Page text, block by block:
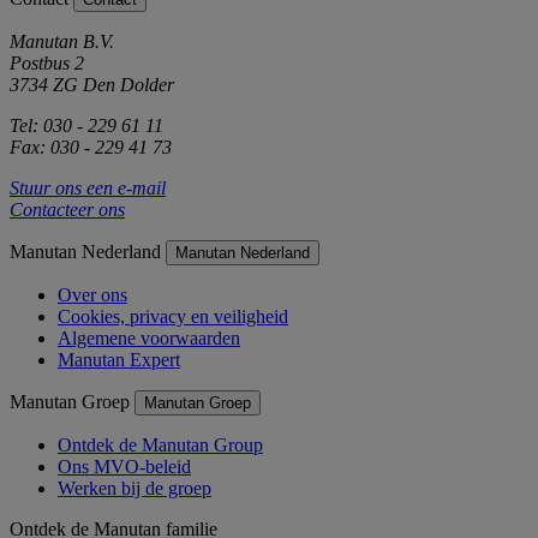
Manutan B.V.
Postbus 2
3734 ZG Den Dolder
Tel: 030 - 229 61 11
Fax: 030 - 229 41 73
Stuur ons een e-mail
Contacteer ons
Manutan Nederland Manutan Nederland
Over ons
Cookies, privacy en veiligheid
Algemene voorwaarden
Manutan Expert
Manutan Groep Manutan Groep
Ontdek de Manutan Group
Ons MVO-beleid
Werken bij de groep
Ontdek de Manutan familie